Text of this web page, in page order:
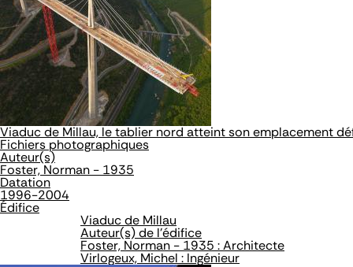
Viaduc de Millau, le tablier nord atteint son emplacement
Fichiers photographiques
Auteur(s)
Foster, Norman - 1935
Datation
1996-2004
Édifice
Viaduc de Millau
Auteur(s) de l'édifice
Foster, Norman - 1935 : Architecte
Virlogeux, Michel : Ingénieur